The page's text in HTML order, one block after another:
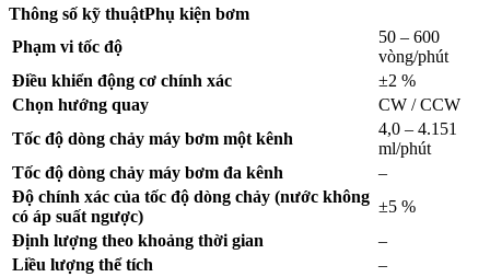
Thông số kỹ thuậtPhụ kiện bơm
Phạm vi tốc độ
50 – 600
vòng/phút
Điều khiển động cơ chính xác
±2 %
Chọn hướng quay
CW / CCW
Tốc độ dòng chảy máy bơm một kênh
4,0 – 4.151
ml/phút
Tốc độ dòng chảy máy bơm đa kênh
–
Độ chính xác của tốc độ dòng chảy (nước không
có áp suất ngược)
±5 %
Định lượng theo khoảng thời gian
–
Liều lượng thể tích
–